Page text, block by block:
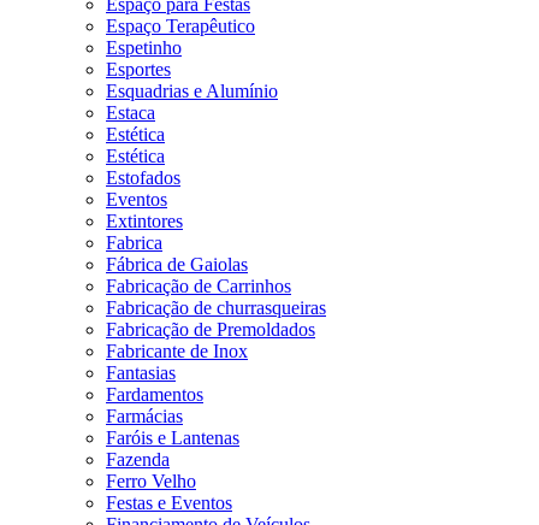
Espaço para Festas
Espaço Terapêutico
Espetinho
Esportes
Esquadrias e Alumínio
Estaca
Estética
Estética
Estofados
Eventos
Extintores
Fabrica
Fábrica de Gaiolas
Fabricação de Carrinhos
Fabricação de churrasqueiras
Fabricação de Premoldados
Fabricante de Inox
Fantasias
Fardamentos
Farmácias
Faróis e Lantenas
Fazenda
Ferro Velho
Festas e Eventos